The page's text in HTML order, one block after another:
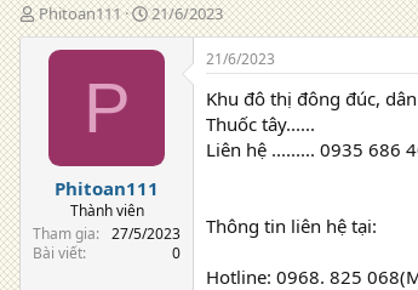
T
á
Phitoan111
N
g
à
g
21/6/2023
P
Phitoan111
Thành viên
Tham gia
27/5/2023
Bài viết
0
21/6/2023
Khu đô thị đông đúc,
Thuốc tây......
Liên hệ ......... 0935 686
Thông tin liên hệ tại:
Hotline: 0968. 825